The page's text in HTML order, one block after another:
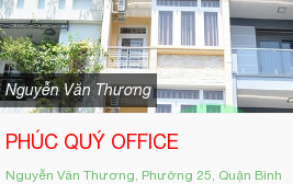
Nguyễn Văn Thương
PHÚC QUÝ OFFICE
Nguyễn Văn Thương, Phường 25, Quận Bình